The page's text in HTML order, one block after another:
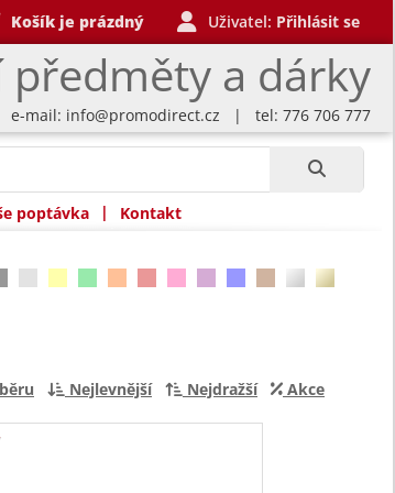
předměty a dárky
Košík je prázdný Uživatel: Přihlásit se
mail: info@promodirect.cz | tel: 776 706 777
poptávka | Kontakt
Nejlevnější Nejdražší Akce